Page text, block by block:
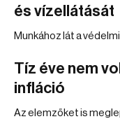
és vízellátását
Munkához lát a
Tíz éve nem
infláció
Az elemzőket is